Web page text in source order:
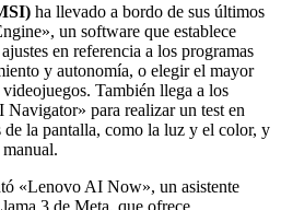
ha llevado a bordo de sus últimos
un software que establece
en referencia a los programas
y autonomía, o elegir el mayor
También llega a los
para realizar un test en
de la pantalla, como la luz y el color, y
«Lenovo AI Now», un asistente
3 de Meta, que ofrece